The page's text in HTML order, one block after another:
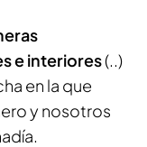
e interiores(..)
en la que
y nosotros